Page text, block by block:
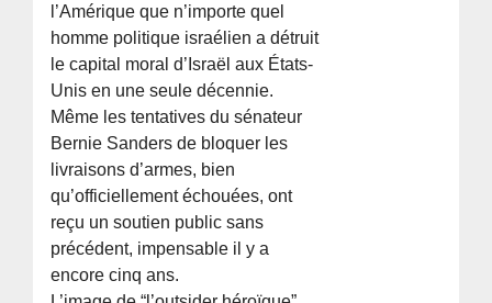
l’Amérique que n’importe quel
homme politique israélien a détruit
le capital moral d’Israël aux États-
Unis en une seule décennie.
Même les tentatives du sénateur
Bernie Sanders de bloquer les
livraisons d’armes, bien
qu’officiellement échouées, ont
reçu un soutien public sans
précédent, impensable il y a
encore cinq ans.